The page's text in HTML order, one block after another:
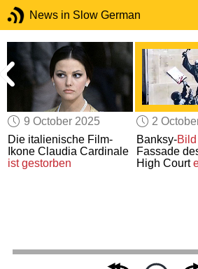
News in Slow German
9 October 2025
Die italienische Film-
Ikone Claudia Cardinale
ist gestorben
2
Banksy-Bild
Fassade
High Court